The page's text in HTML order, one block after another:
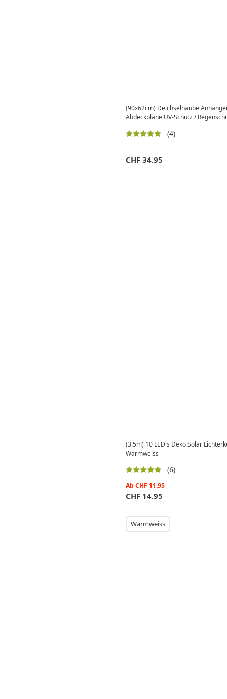
(90x62cm) Deichselhaube
Abdeckplane UV-Schutz /
(4)
CHF 34.95
(3.5m) 10 LED's Deko Solar
Warmweiss
(6)
Ab CHF 11.95
CHF 14.95
Warmweiss